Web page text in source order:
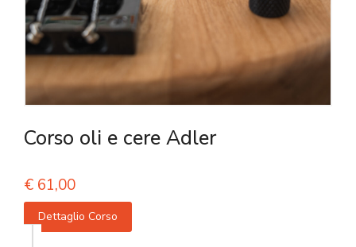
Corso oli e cere Adler
€ 61,00
Dettaglio Corso